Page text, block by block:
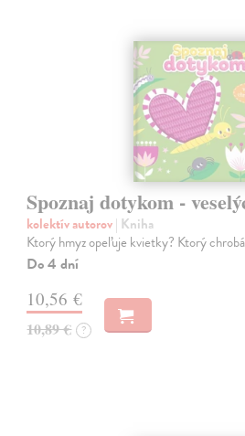
Spoznaj dotykom -
kolektív autorov| Kniha
Ktorý hmyz opeľuje kvietky? Ktorý
Do 4 dní
10,56 €
10,89 € ?